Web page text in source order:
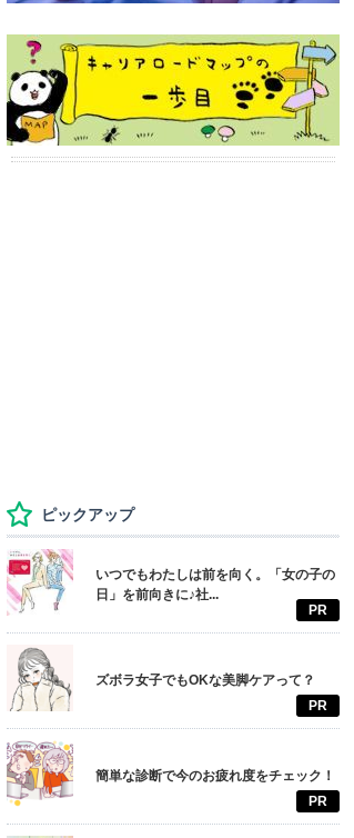
ピックアップ
いつでもわたしは前を向く。「女の子の
日」を前向きに♪社...
PR
ズボラ女子でもOKな美脚ケアって？
PR
簡単な診断で今のお疲れ度をチェック！
PR